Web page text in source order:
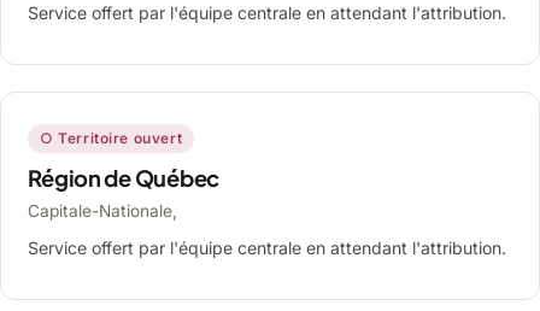
Service offert par l'équipe centrale en attendant l'attribution.
○ Territoire ouvert
Région de Québec
Capitale-Nationale,
Service offert par l'équipe centrale en attendant l'attribution.